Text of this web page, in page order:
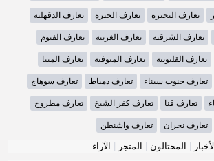
تعارف البحيرة تعارف الجيزة تعارف الدقهلية
تعارف الشرقية تعارف الغربية تعارف الفيوم
تعارف القليوبية تعارف المنوفية تعارف المنيا
تعارف جنوب سيناء تعارف دمياط تعارف سوهاج
تعارف قنا تعارف كفر الشيخ تعارف مطروح
تعارف نجران تعارف واشنطن
| المحتالون | المتجر | الآراء